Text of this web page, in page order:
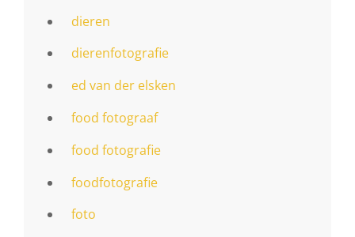
dieren
dierenfotografie
ed van der elsken
food fotograaf
food fotografie
foodfotografie
foto